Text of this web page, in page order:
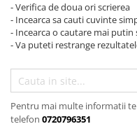
- Verifica de doua ori scrierea
- Incearca sa cauti cuvinte
- Incearca o cautare mai putin
- Va puteti restrange
Pentru mai multe informatii
telefon 0720796351